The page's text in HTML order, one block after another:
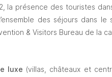
la présence des touristes
des séjours dans
& Visitors Bureau de la
luxe (villas, châteaux et